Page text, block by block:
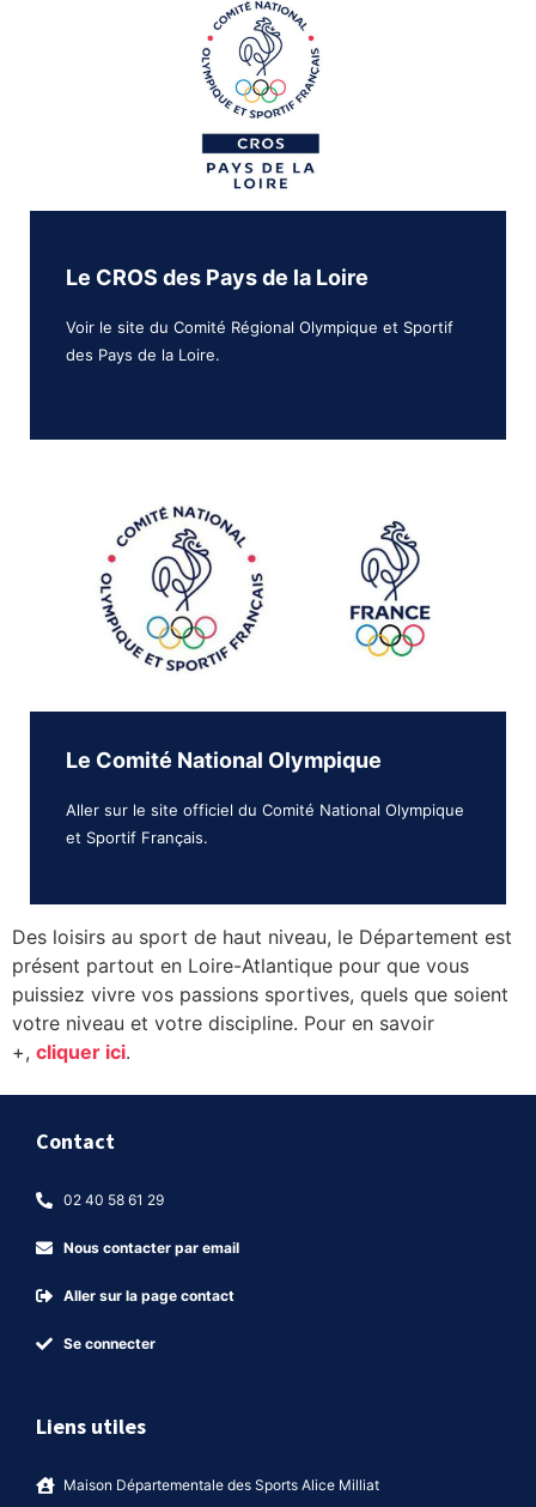
Le CROS des Pays de la Loire
Voir le site du Comité Régional Olympique et Sportif
des Pays de la Loire.
Le Comité National Olympique
Aller sur le site officiel du Comité National Olympique
et Sportif Français.
Des loisirs au sport de haut niveau, le Département est
présent partout en Loire-Atlantique pour que vous
puissiez vivre vos passions sportives, quels que soient
votre niveau et votre discipline. Pour en savoir
+, cliquer ici.
Contact
02 40 58 61 29
Nous contacter par email
Aller sur la page contact
Se connecter
Liens utiles
Maison Départementale des Sports Alice Milliat